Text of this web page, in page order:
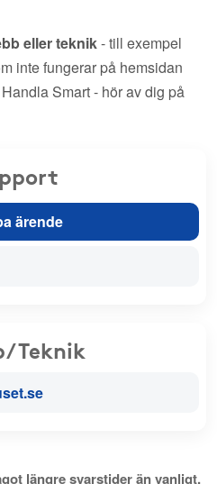
eller teknik- till exempel
inte fungerar på hemsidan
Smart - hör av dig på
ärende
Teknik
längre svarstider än vanligt.